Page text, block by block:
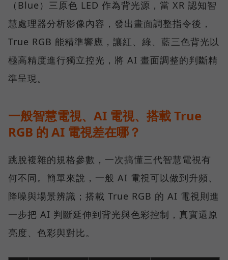
（Blue）三原色 LED 作為背光源，當 XR 認知智
慧處理器分析影像內容，發出畫面調整指令後，
True RGB 能精準響應，讓紅、綠、藍三色背光以
極高精度進行獨立控光，將 AI 畫面調整的判斷精
準呈現。
一般智慧電視、AI 電視、搭載 True
RGB 的 AI 電視差在哪？
跳脫複雜的規格參數，一次搞懂三代智慧電視有
何不同。簡單來說，一般 AI 電視可以做到升頻、
降噪與場景辨識；搭載 True RGB 的 AI 電視則進
一步把 AI 判斷延伸到背光與色彩控制，真實還原
亮度、色彩與對比。